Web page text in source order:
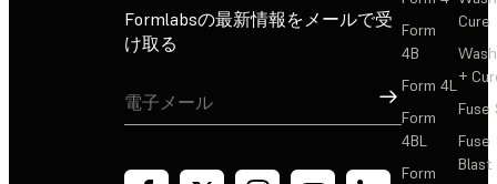
Formlabsの最新情報をメールで受
け取る
サインアップ
Form
4B
Form 4L
Form
4BL
Form
Cure
+
Fuse
Fuse
Blast